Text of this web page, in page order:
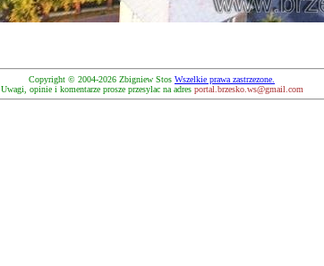
Copyright © 2004-2026 Zbigniew Stos Wszelkie prawa zastrzezone.
Uwagi, opinie i komentarze prosze przesylac na adres portal.brzesko.ws@gmail.com